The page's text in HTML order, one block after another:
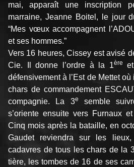
mai, apparaît une inscription
marraine, Jeanne Boitel, le jour
“Mes vœux accompagnent
et ses hommes.”
Vers 16 heures, Cissey est avisé
Cie. Il donne l’ordre à la 1ère
défensivement à l’Est de Mettet
chars de commandement
compagnie. La 3e
semble
s’oriente ensuite vers Furnaux
Cinq mois après la bataille, en
Gaudet reviendra sur les
cadavres de tous les chars de la
tière, les tombes de 16 de ses